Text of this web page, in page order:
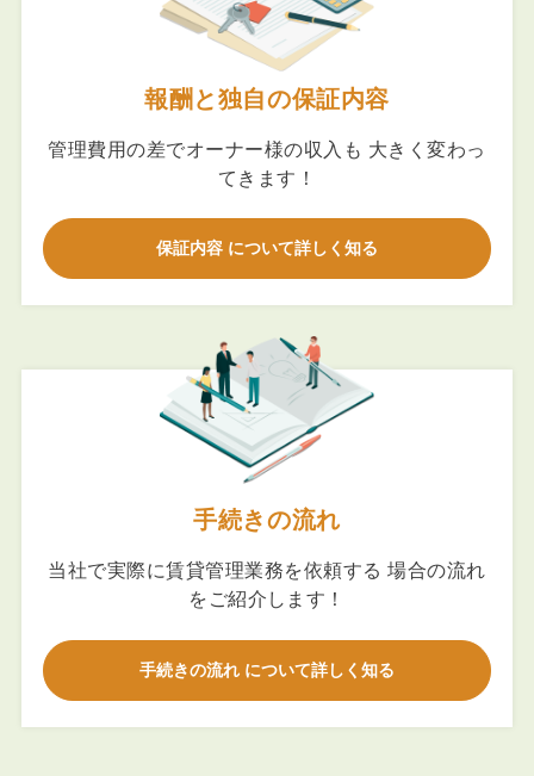
報酬と独自の保証内容
管理費用の差でオーナー様の収入も 大きく変わっ
てきます！
保証内容 について詳しく知る
手続きの流れ
当社で実際に賃貸管理業務を依頼する 場合の流れ
をご紹介します！
手続きの流れ について詳しく知る